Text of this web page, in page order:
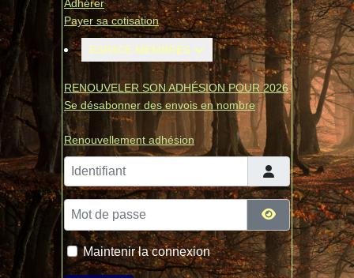
Adhérer
Payer sa cotisation
ESPACE MEMBRES
RENOUVELER SON ADHÉSION POUR 2026
Se désabonner des envois en nombre
Renouvellement adhésion
Identifiant
Mot de passe
Afficher le
Maintenir la connexion